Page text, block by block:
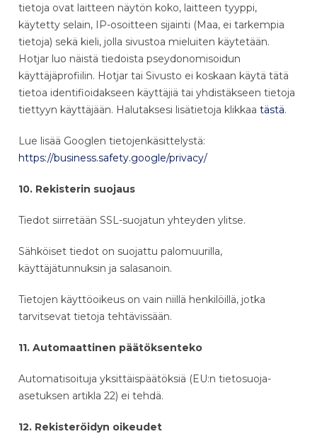
tietoja ovat laitteen näytön koko, laitteen tyyppi,
käytetty selain, IP-osoitteen sijainti (Maa, ei tarkempia
tietoja) sekä kieli, jolla sivustoa mieluiten käytetään.
Hotjar luo näistä tiedoista pseydonomisoidun
käyttäjäprofiilin. Hotjar tai Sivusto ei koskaan käytä tätä
tietoa identifioidakseen käyttäjiä tai yhdistäkseen tietoja
tiettyyn käyttäjään. Halutaksesi lisätietoja klikkaa tästä.
Lue lisää Googlen tietojenkäsittelystä:
https://business.safety.google/privacy/
10. Rekisterin suojaus
Tiedot siirretään SSL-suojatun yhteyden ylitse.
Sähköiset tiedot on suojattu palomuurilla,
käyttäjätunnuksin ja salasanoin.
Tietojen käyttöoikeus on vain niillä henkilöillä, jotka
tarvitsevat tietoja tehtävissään.
11. Automaattinen päätöksenteko
Automatisoituja yksittäispäätöksiä (EU:n tietosuoja-
asetuksen artikla 22) ei tehdä.
12. Rekisteröidyn oikeudet